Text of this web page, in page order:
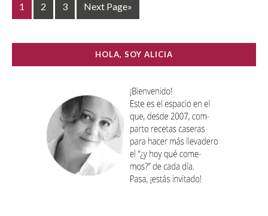
1 2 3 Next Page»
HOLA, SOY ALICIA